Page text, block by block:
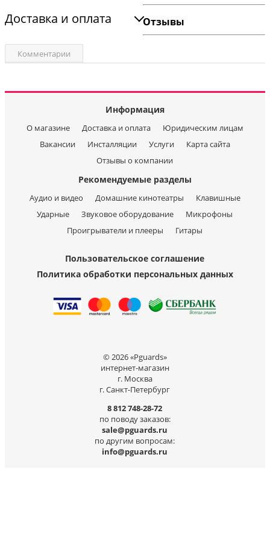
Доставка и оплата Отзывы
Комментарии
Информация
О магазине Доставка и оплата
Юридическим лицам
Вакансии
Инсталляции Услуги
Карта сайта
Отзывы о компании
Рекомендуемые разделы
Аудио и видео Домашние кинотеатры
Клавишные
Ударные
Звуковое оборудование
Микрофоны
Проигрыватели и плееры
Гитары
Пользовательское соглашение
Политика обработки персональных данных
© 2026 «Pguards»
интернет-магазин
г. Москва
г. Санкт-Петербург
8 812 748-28-72
по поводу заказов:
sale@pguards.ru
по другим вопросам:
info@pguards.ru